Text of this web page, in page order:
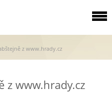
z www.hrady.cz
z www.hrady.cz